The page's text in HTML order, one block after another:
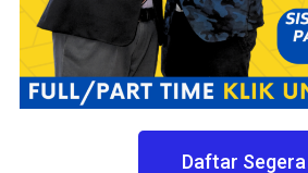
Daftar Segera